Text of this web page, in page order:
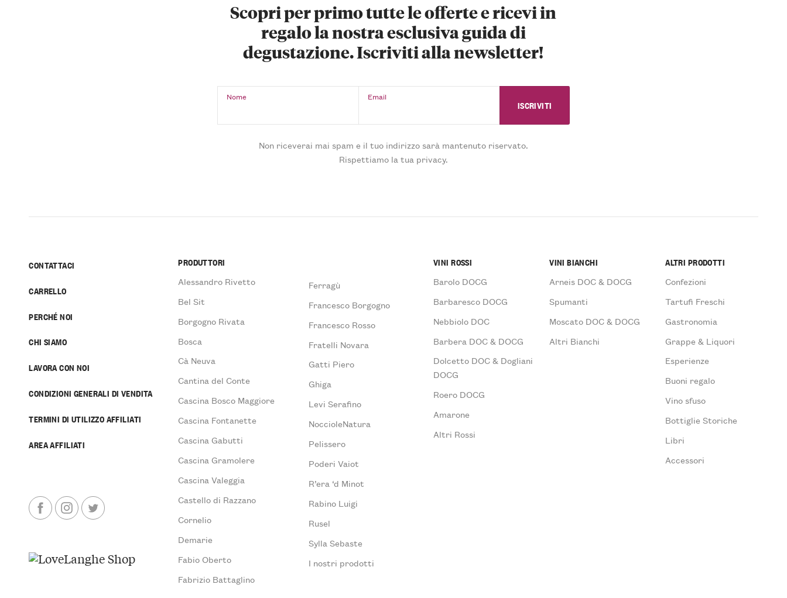
Scopri per primo tutte le offerte e ricevi in
regalo la nostra esclusiva guida di
degustazione. Iscriviti alla newsletter!
Nome Email
Non riceverai mai spam e il tuo indirizzo sarà mantenuto riservato.
Rispettiamo la tua privacy.
CONTATTACI
CARRELLO
PERCHÉ NOI
CHI SIAMO
LAVORA CON NOI
CONDIZIONI GENERALI DI VENDITA
TERMINI DI UTILIZZO AFFILIATI
AREA AFFILIATI
PRODUTTORI
Alessandro Rivetto
Bel Sit
Borgogno Rivata
Bosca
Cà Neuva
Cantina del Conte
Cascina Bosco Maggiore
Cascina Fontanette
Cascina Gabutti
Cascina Gramolere
Cascina Valeggia
Castello di Razzano
Cornelio
Demarie
Fabio Oberto
Fabrizio Battaglino
Ferragù
Francesco Borgogno
Francesco Rosso
Fratelli Novara
Gatti Piero
Ghiga
Levi Serafino
NoccioleNatura
Pelissero
Poderi Vaiot
R’era ‘d Minot
Rabino Luigi
Rusel
Sylla Sebaste
I nostri prodotti
VINI ROSSI
Barolo DOCG
Barbaresco DOCG
Nebbiolo DOC
Barbera DOC & DOCG
Dolcetto DOC & Dogliani
DOCG
Roero DOCG
Amarone
Altri Rossi
VINI BIANCHI
Arneis DOC & DOCG
Spumanti
Moscato DOC & DOCG
Altri Bianchi
ALTRI PRODOTTI
Confezioni
Tartufi Freschi
Gastronomia
Grappe & Liquori
Esperienze
Buoni regalo
Vino sfuso
Bottiglie Storiche
Libri
Accessori